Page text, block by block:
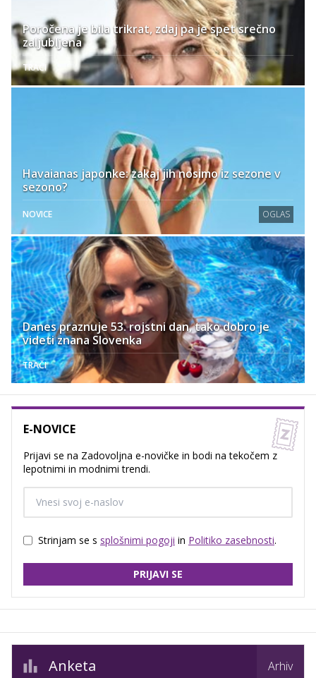
Poročena je bila trikrat, zdaj pa je spet srečno
zaljubljena
TRAČI
Havaianas japonke: zakaj jih nosimo iz sezone v
sezono?
NOVICE OGLAS
Danes praznuje 53. rojstni dan, tako dobro je
videti znana Slovenka
TRAČI
E-NOVICE
Prijavi se na Zadovoljna e-novičke in bodi na tekočem z
lepotnimi in modnimi trendi.
Strinjam se s splošnimi pogoji in Politiko zasebnosti.
PRIJAVI SE
Anketa Arhiv